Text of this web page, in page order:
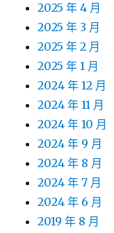
2025 年 4 月
2025 年 3 月
2025 年 2 月
2025 年 1 月
2024 年 12 月
2024 年 11 月
2024 年 10 月
2024 年 9 月
2024 年 8 月
2024 年 7 月
2024 年 6 月
2019 年 8 月